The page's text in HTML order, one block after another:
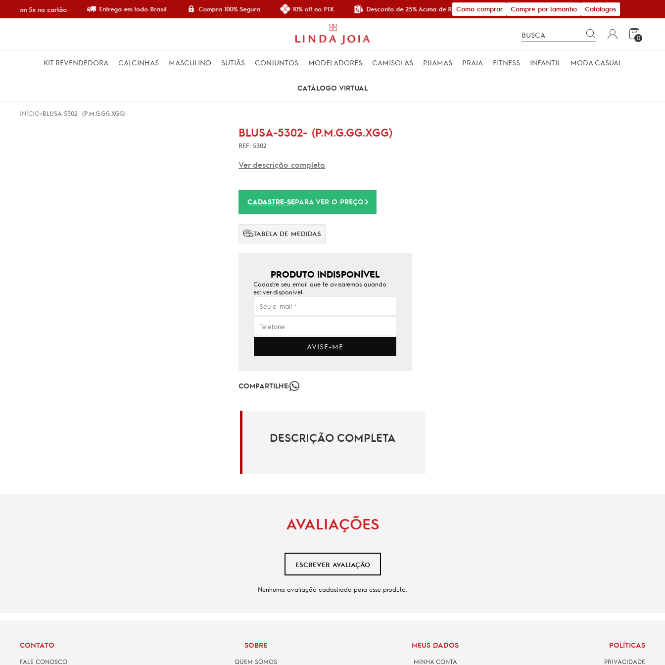
em 5x no cartão Entrega em todo Brasil Compra 100% Segura 10% off no PIX Desconto de 25% Acima de R$ 600,00Como comprar Compre por tamanho Catálogos
0
KIT REVENDEDORA CALCINHAS MASCULINO SUTIÃS CONJUNTOS MODELADORES CAMISOLAS PIJAMAS PRAIA FITNESS INFANTIL MODA CASUAL
CATÁLOGO VIRTUAL
INÍCIO BLUSA-5302- (P.M.G.GG.XGG)
BLUSA-5302- (P.M.G.GG.XGG)
REF: 5302
Ver descrição completa
CADASTRE-SEPARA VER O PREÇO
TABELA DE MEDIDAS
PRODUTO INDISPONÍVEL
Cadastre seu email que te avisaremos quando
estiver disponível:
AVISE-ME
COMPARTILHE:
DESCRIÇÃO COMPLETA
AVALIAÇÕES
ESCREVER AVALIAÇÃO
Nenhuma avaliação cadastrada para esse produto.
CONTATO
FALE CONOSCO
SOBRE
QUEM SOMOS
MEUS DADOS
MINHA CONTA
POLÍTICAS
PRIVACIDADE